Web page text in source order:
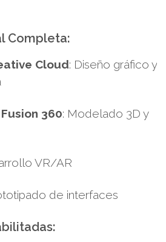
Completa:
Cloud: Diseño gráfico y
360: Modelado 3D y
VR/AR
de interfaces